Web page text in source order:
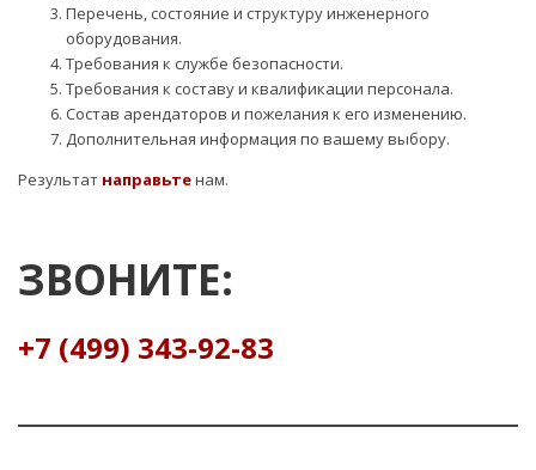
Перечень, состояние и структуру инженерного
оборудования.
Требования к службе безопасности.
Требования к составу и квалификации персонала.
Состав арендаторов и пожелания к его изменению.
Дополнительная информация по вашему выбору.
Результат направьтенам.
ЗВОНИТЕ:
+7 (499) 343-92-83